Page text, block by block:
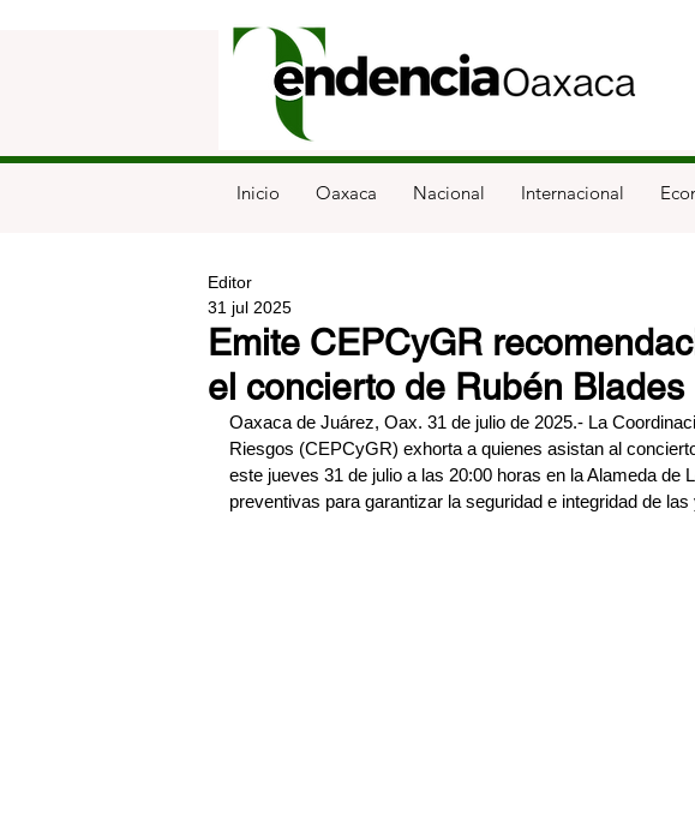
Inicio Oaxaca Nacional Internacional
Emite CEPCyGR
el concierto de Rubén Blades
Editor
31 jul 2025
Oaxaca de Juárez, Oax. 31 de julio de 2025.- La
Riesgos (CEPCyGR) exhorta a quienes asistan al
este jueves 31 de julio a las 20:00 horas en la Alameda de
preventivas para garantizar la seguridad e integridad de